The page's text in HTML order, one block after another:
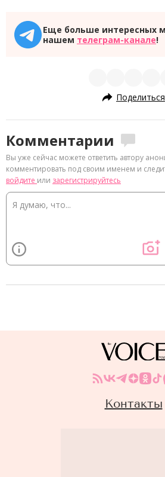
Еще больше интересных
нашем телеграм-канале!
Поделиться
Комментарии
Вы уже сейчас можете ответить автору
комментировать под своим именем и
войдите или зарегистрируйтесь
Контакты